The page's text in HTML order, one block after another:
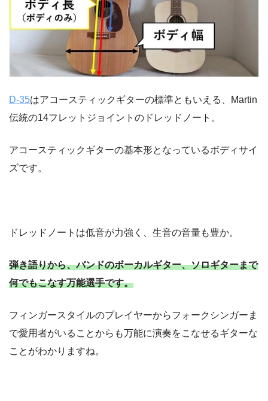
D-35はアコースティックギターの標準ともいえる、Martin
伝統の14フレットジョイントのドレッドノート。
アコースティックギターの基本形となっているボディサイ
ズです。
ドレッドノートは低音が力強く、生音の音量も豊か。
弾き語りから、バンドのボーカルギター、ソロギターまで
何でもこなす万能選手です。
フィンガースタイルのプレイヤーからフォークシンガーま
で愛用者がいることからも万能に演奏をこなせるギターな
ことがわかりますね。